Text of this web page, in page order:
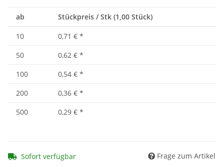
ab Stückpreis / Stk (1,00 Stück)
10 0,71 € *
50
0,62 € *
100
0,54 € *
200
0,36 € *
500
0,29 € *
Sofort verfügbar Frage zum Artikel